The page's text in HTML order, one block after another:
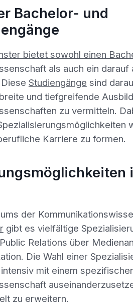
Bachelor- und
bietet sowohl einen
als auch ein darauf
Studiengänge sind
und tiefgreifende
zu vermitteln.
Karriere zu formen.
der
gibt es vielfältige
Relations über
Die Wahl einer
mit einem
zu erweitern.